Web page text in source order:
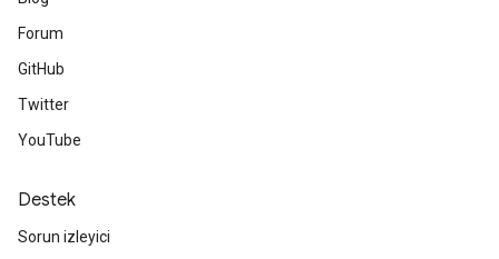
Forum
GitHub
Twitter
YouTube
Destek
Sorun izleyici